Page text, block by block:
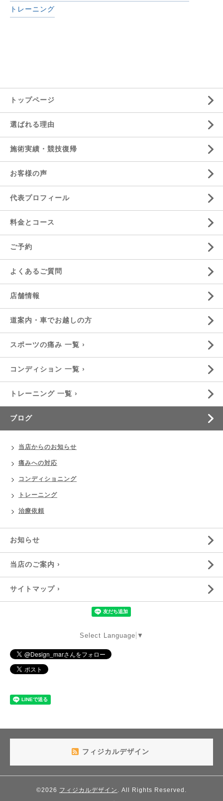
トレーニング
トップページ
選ばれる理由
施術実績・競技復帰
お客様の声
代表プロフィール
料金とコース
ご予約
よくあるご質問
店舗情報
道案内・車でお越しの方
スポーツの痛み 一覧 ›
コンディション 一覧 ›
トレーニング 一覧 ›
ブログ
当店からのお知らせ
痛みへの対応
コンディショニング
トレーニング
治療依頼
お知らせ
当店のご案内 ›
サイトマップ ›
Select Language ▼
フィジカルデザイン
©2026 フィジカルデザイン . All Rights Reserved.